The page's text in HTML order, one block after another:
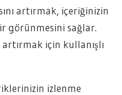
artırmak, içeriğinizin
görünmesini sağlar.
için kullanışlı
izlenme